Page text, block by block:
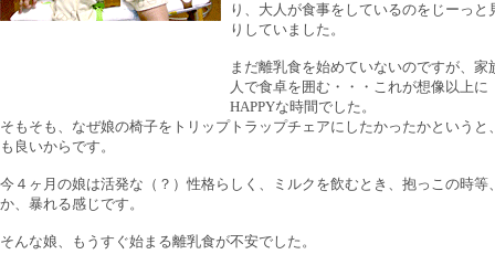
り、大人が食事をしているのをじーっと
りしていました。
まだ離乳食を始めていないのですが、家
人で食卓を囲む・・・これが想像以上に
HAPPYな時間でした。
そもそも、なぜ娘の椅子をトリップトラップチェアにしたかったかという
も良いからです。
今４ヶ月の娘は活発な（？）性格らしく、ミルクを飲むとき、抱っこの時
か、暴れる感じです。
そんな娘、もうすぐ始まる離乳食が不安でした。